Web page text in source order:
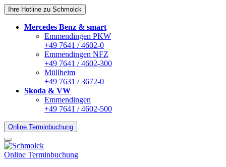
Ihre Hotline zu Schmolck
Mercedes Benz & smart
Emmendingen PKW
+49 7641 / 4602-0
Emmendingen NFZ
+49 7641 / 4602-300
Müllheim
+49 7631 / 3672-0
Skoda & VW
Emmendingen
+49 7641 / 4602-500
Online Terminbuchung
Online Terminbuchung